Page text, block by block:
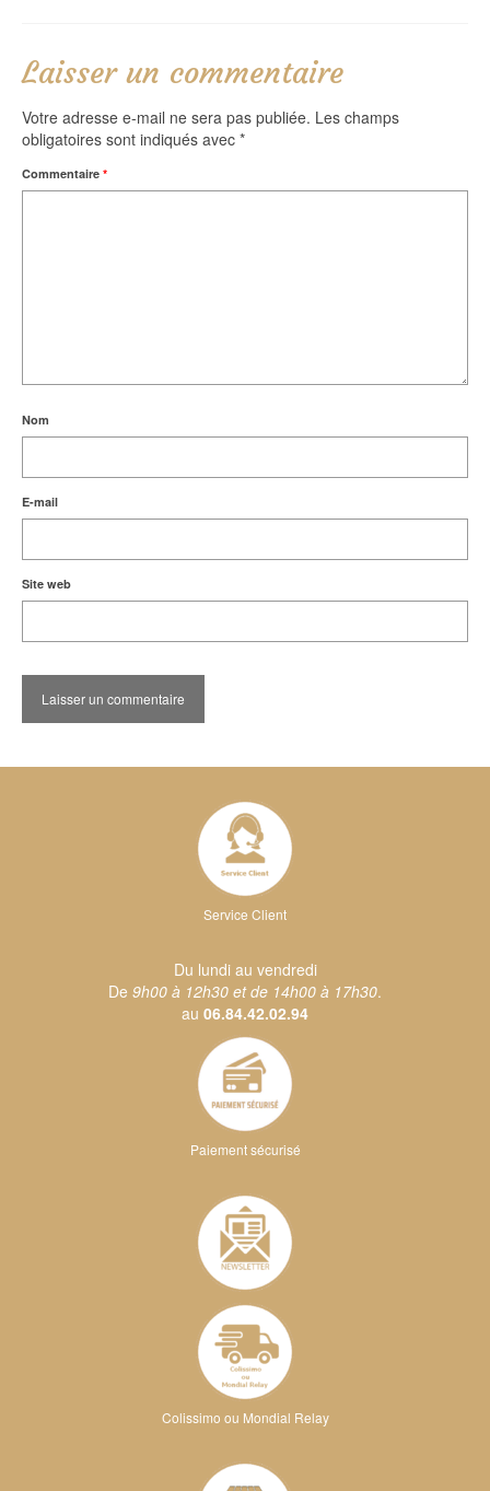
Laisser un commentaire
Votre adresse e-mail ne sera pas publiée. Les champs
obligatoires sont indiqués avec *
Commentaire *
Nom
E-mail
Site web
Service Client
Du lundi au vendredi
De 9h00 à 12h30 et de 14h00 à 17h30.
au 06.84.42.02.94
Paiement sécurisé
Colissimo ou Mondial Relay